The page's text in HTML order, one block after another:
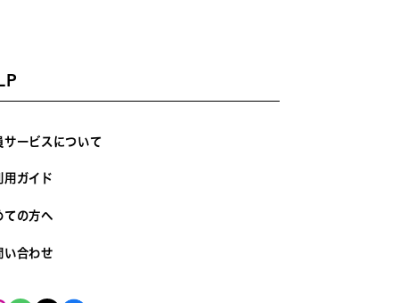
サービスについて
用ガイド
ての方へ
い合わせ